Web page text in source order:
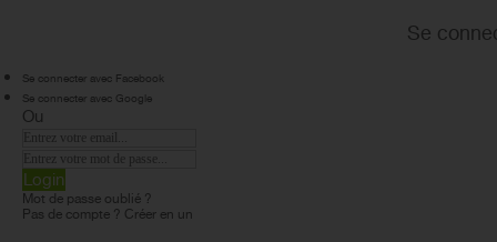
Se
Se connecter avec Facebook
Se connecter avec Google
Ou
Login
Mot de passe oublié ?
Pas de compte ? Créer en un